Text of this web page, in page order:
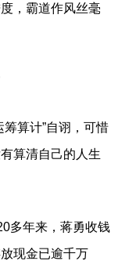
，霸道作风丝毫
算计”自诩，可惜
算清自己的人生
多年来，蒋勇收钱
现金已逾千万